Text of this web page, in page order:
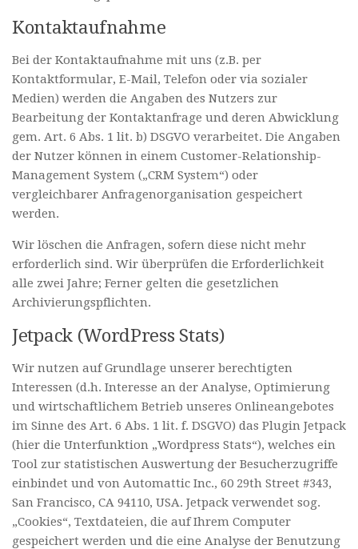
Kontaktaufnahme
Bei der Kontaktaufnahme mit uns (z.B. per
Kontaktformular, E-Mail, Telefon oder via sozialer
Medien) werden die Angaben des Nutzers zur
Bearbeitung der Kontaktanfrage und deren Abwicklung
gem. Art. 6 Abs. 1 lit. b) DSGVO verarbeitet. Die Angaben
der Nutzer können in einem Customer-Relationship-
Management System („CRM System“) oder
vergleichbarer Anfragenorganisation gespeichert
werden.
Wir löschen die Anfragen, sofern diese nicht mehr
erforderlich sind. Wir überprüfen die Erforderlichkeit
alle zwei Jahre; Ferner gelten die gesetzlichen
Archivierungspflichten.
Jetpack (WordPress Stats)
Wir nutzen auf Grundlage unserer berechtigten
Interessen (d.h. Interesse an der Analyse, Optimierung
und wirtschaftlichem Betrieb unseres Onlineangebotes
im Sinne des Art. 6 Abs. 1 lit. f. DSGVO) das Plugin Jetpack
(hier die Unterfunktion „Wordpress Stats“), welches ein
Tool zur statistischen Auswertung der Besucherzugriffe
einbindet und von Automattic Inc., 60 29th Street #343,
San Francisco, CA 94110, USA. Jetpack verwendet sog.
„Cookies“, Textdateien, die auf Ihrem Computer
gespeichert werden und die eine Analyse der Benutzung